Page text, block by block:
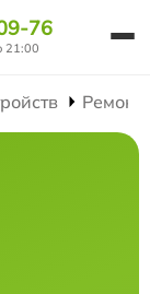
76
21:00
Ремонт